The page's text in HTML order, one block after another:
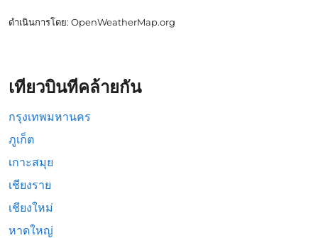
ดำเนินการโดย: OpenWeatherMap.org
เที่ยวบินที่คล้ายกัน
กรุงเทพมหานคร
ภูเก็ต
เกาะสมุย
เชียงราย
เชียงใหม่
หาดใหญ่